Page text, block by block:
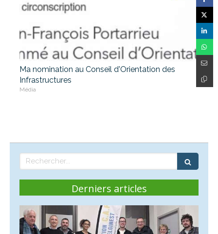
Ma nomination au Conseil d'Orientation des
Infrastructures
Média
Rechercher
Derniers articles